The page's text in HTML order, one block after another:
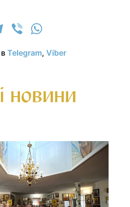
Telegram
Viber
Telegram, Viber
новини